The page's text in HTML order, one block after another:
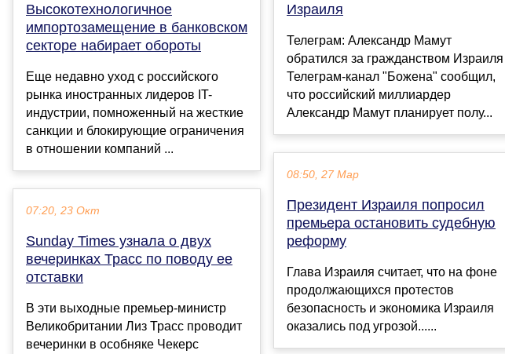
Высокотехнологичное
импортозамещение в банковском
секторе набирает обороты
Еще недавно уход с российского
рынка иностранных лидеров IT-
индустрии, помноженный на жесткие
санкции и блокирующие ограничения
в отношении компаний ...
07:20, 23 Окт
Sunday Times узнала о двух
вечеринках Трасс по поводу ее
отставки
В эти выходные премьер-министр
Великобритании Лиз Трасс проводит
вечеринки в особняке Чекерс
Израиля
Телеграм: Александр Мамут
обратился за гражданством Израиля
Телеграм-канал "Божена" сообщил,
что российский миллиардер
Александр Мамут планирует полу...
08:50, 27 Мар
Президент Израиля попросил
премьера остановить судебную
реформу
Глава Израиля считает, что на фоне
продолжающихся протестов
безопасность и экономика Израиля
оказались под угрозой......